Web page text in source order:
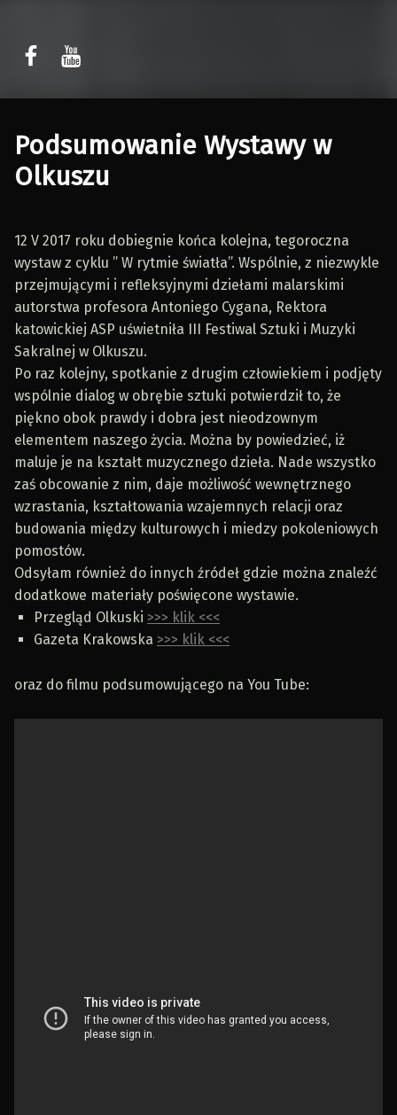
W Rytmie Światła – miasto wyobrażone
Podsumowanie Wystawy w
Olkuszu
12 V 2017 roku dobiegnie końca kolejna, tegoroczna
wystaw z cyklu ” W rytmie światła”. Wspólnie, z niezwykle
przejmującymi i refleksyjnymi dziełami malarskimi
autorstwa profesora Antoniego Cygana, Rektora
katowickiej ASP uświetniła III Festiwal Sztuki i Muzyki
Sakralnej w Olkuszu.
Po raz kolejny, spotkanie z drugim człowiekiem i podjęty
wspólnie dialog w obrębie sztuki potwierdził to, że
piękno obok prawdy i dobra jest nieodzownym
elementem naszego życia. Można by powiedzieć, iż
maluje je na kształt muzycznego dzieła. Nade wszystko
zaś obcowanie z nim, daje możliwość wewnętrznego
wzrastania, kształtowania wzajemnych relacji oraz
budowania między kulturowych i miedzy pokoleniowych
pomostów.
Odsyłam również do innych źródeł gdzie można znaleźć
dodatkowe materiały poświęcone wystawie.
Przegląd Olkuski >>> klik <<<
Gazeta Krakowska >>> klik <<<
oraz do filmu podsumowującego na You Tube: